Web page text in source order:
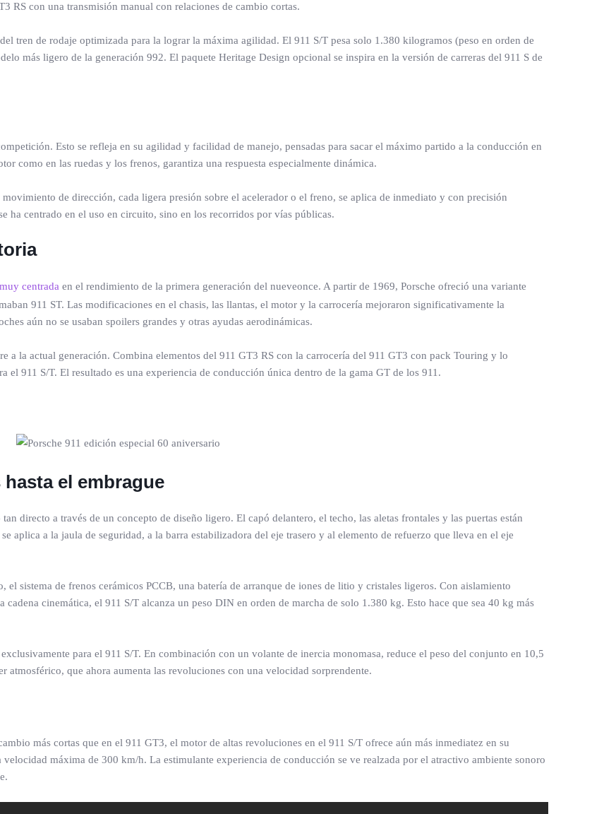
con una transmisión manual con relaciones de cambio cortas.
tren de rodaje optimizada para la lograr la máxima agilidad. El 911 S/T pesa solo 1.380 kilogramos (peso en orden de
más ligero de la generación 992. El paquete Heritage Design opcional se inspira en la versión de carreras del 911 S de
Esto se refleja en su agilidad y facilidad de manejo, pensadas para sacar el máximo partido a la conducción en
como en las ruedas y los frenos, garantiza una respuesta especialmente dinámica.
de dirección, cada ligera presión sobre el acelerador o el freno, se aplica de inmediato y con precisión
ha centrado en el uso en circuito, sino en los recorridos por vías públicas.
centrada en el rendimiento de la primera generación del nueveonce. A partir de 1969, Porsche ofreció una variante
911 ST. Las modificaciones en el chasis, las llantas, el motor y la carrocería mejoraron significativamente la
aún no se usaban spoilers grandes y otras ayudas aerodinámicas.
a la actual generación. Combina elementos del 911 GT3 RS con la carrocería del 911 GT3 con pack Touring y lo
el 911 S/T. El resultado es una experiencia de conducción única dentro de la gama GT de los 911.
el embrague
directo a través de un concepto de diseño ligero. El capó delantero, el techo, las aletas frontales y las puertas están
aplica a la jaula de seguridad, a la barra estabilizadora del eje trasero y al elemento de refuerzo que lleva en el eje
sistema de frenos cerámicos PCCB, una batería de arranque de iones de litio y cristales ligeros. Con aislamiento
cinemática, el 911 S/T alcanza un peso DIN en orden de marcha de solo 1.380 kg. Esto hace que sea 40 kg más
para el 911 S/T. En combinación con un volante de inercia monomasa, reduce el peso del conjunto en 10,5
atmosférico, que ahora aumenta las revoluciones con una velocidad sorprendente.
más cortas que en el 911 GT3, el motor de altas revoluciones en el 911 S/T ofrece aún más inmediatez en su
máxima de 300 km/h. La estimulante experiencia de conducción se ve realzada por el atractivo ambiente sonoro